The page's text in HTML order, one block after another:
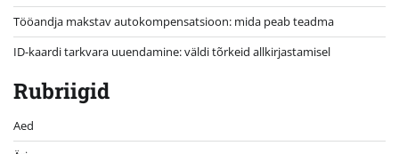
Tööandja makstav autokompensatsioon: mida peab teadma
ID-kaardi tarkvara uuendamine: väldi tõrkeid allkirjastamisel
Rubriigid
Aed